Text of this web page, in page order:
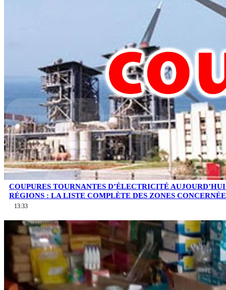
COUPURES TOURNANTES D’ÉLECTRICITÉ
RÉGIONS : LA LISTE COMPLÈTE DES ZONES
13:33